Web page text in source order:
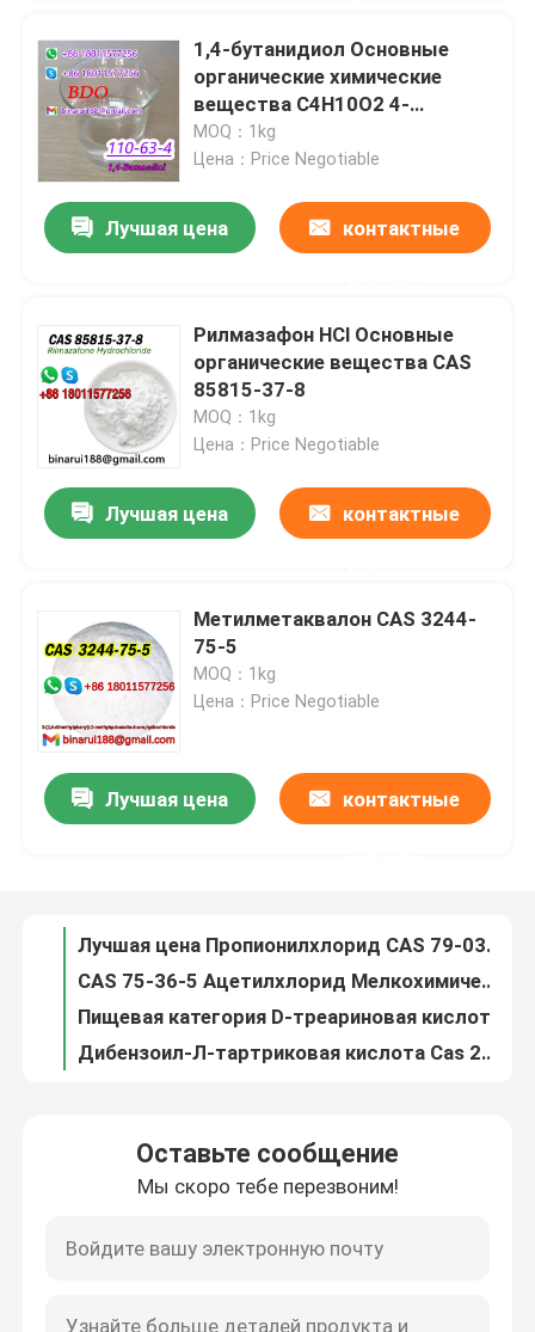
Домой
Видеозаписи
Экскурсия по заводу
Контроль качества
Ежедневное химическое сырье
Неорганическое сырье химикатов
точные химические промежуточные звена
1,4-бутанидиол Основные
органические химические
вещества C4H10O2 4-
гидроксибутанол
MOQ：1kg
Цена：Price Negotiable
Лучшая цена контактные
Рилмазафон HCl Основные
органические вещества CAS
85815-37-8
MOQ：1kg
Цена：Price Negotiable
Лучшая цена контактные
Метилметаквалон CAS 3244-
75-5
MOQ：1kg
Цена：Price Negotiable
Лучшая цена контактные
4-метоксибензоевая кислота фармацевтическое сырье Cas 100-09-4 P-анизовая кислота
Лучшая цена Пропионилхлорид CAS 79-03-8 Пропионовая кислота Хлорид
CAS 75-36-5 Ацетилхлорид Мелкохимические промежуточные вещества Этаноилхлорид
Дибензоил-Л-тартриковая кислота Cas 2743-38-6 Химические пищевые добавки Ибензоил-Л-тартриковая кислота Пищевой класс
Оставьте сообщение
Мы скоро тебе перезвоним!